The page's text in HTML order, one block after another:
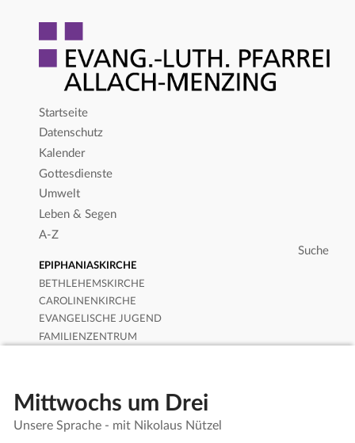
Startseite
Datenschutz
Kalender
Gottesdienste
Umwelt
Leben & Segen
A-Z
EPIPHANIASKIRCHE
BETHLEHEMSKIRCHE
CAROLINENKIRCHE
EVANGELISCHE JUGEND
FAMILIENZENTRUM
Mittwochs um Drei
Unsere Sprache - mit Nikolaus Nützel